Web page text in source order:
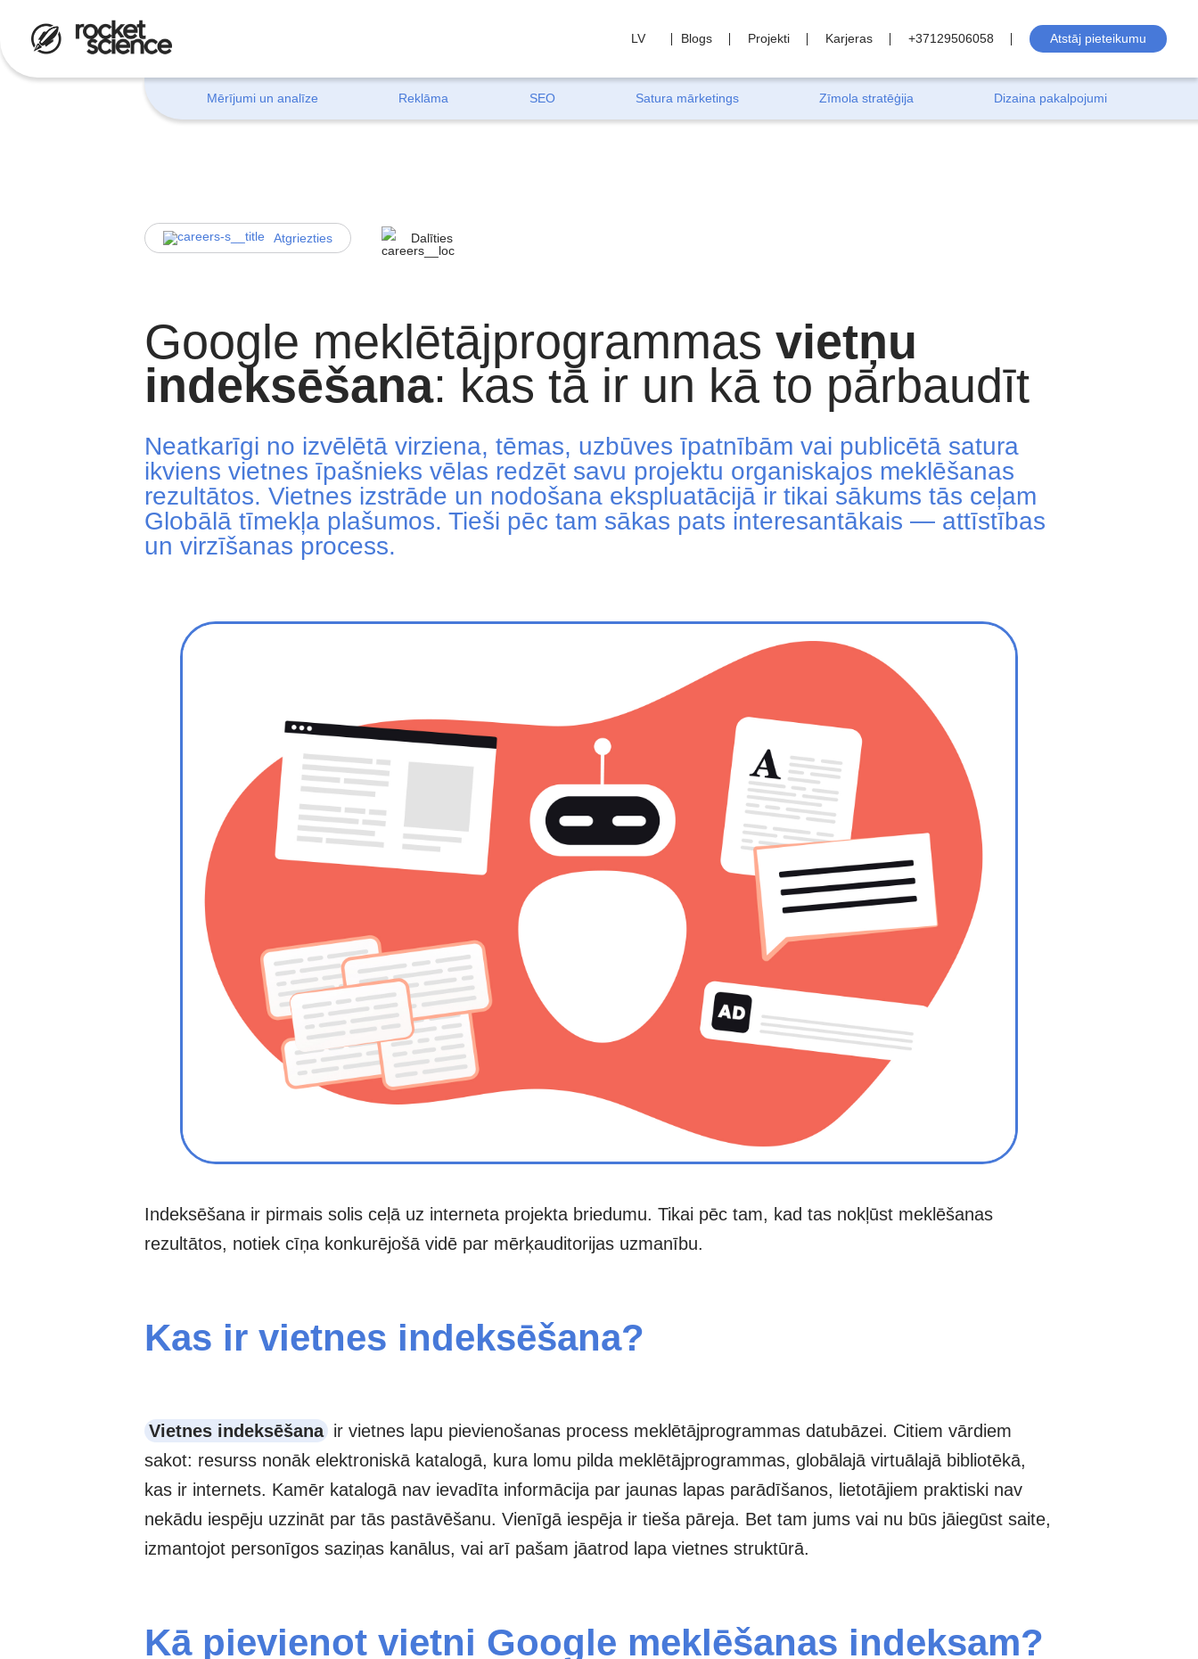
LV Blogs Projekti Karjeras +37129506058 Atstāj pieteikumu
Mērījumi un analīze Reklāma SEO Satura mārketings Zīmola stratēģija Dizaina pakalpojumi
Atgriezties Dalīties
Google meklētājprogrammas vietņu
indeksēšana: kas tā ir un kā to pārbaudīt
Neatkarīgi no izvēlētā virziena, tēmas, uzbūves īpatnībām vai publicētā satura
ikviens vietnes īpašnieks vēlas redzēt savu projektu organiskajos meklēšanas
rezultātos. Vietnes izstrāde un nodošana ekspluatācijā ir tikai sākums tās ceļam
Globālā tīmekļa plašumos. Tieši pēc tam sākas pats interesantākais — attīstības
un virzīšanas process.
Indeksēšana ir pirmais solis ceļā uz interneta projekta briedumu. Tikai pēc tam, kad tas nokļūst meklēšanas
rezultātos, notiek cīņa konkurējošā vidē par mērķauditorijas uzmanību.
Kas ir vietnes indeksēšana?
Vietnes indeksēšana ir vietnes lapu pievienošanas process meklētājprogrammas datubāzei. Citiem vārdiem
sakot: resurss nonāk elektroniskā katalogā, kura lomu pilda meklētājprogrammas, globālajā virtuālajā bibliotēkā,
kas ir internets. Kamēr katalogā nav ievadīta informācija par jaunas lapas parādīšanos, lietotājiem praktiski nav
nekādu iespēju uzzināt par tās pastāvēšanu. Vienīgā iespēja ir tieša pāreja. Bet tam jums vai nu būs jāiegūst saite,
izmantojot personīgos saziņas kanālus, vai arī pašam jāatrod lapa vietnes struktūrā.
Kā pievienot vietni Google meklēšanas indeksam?